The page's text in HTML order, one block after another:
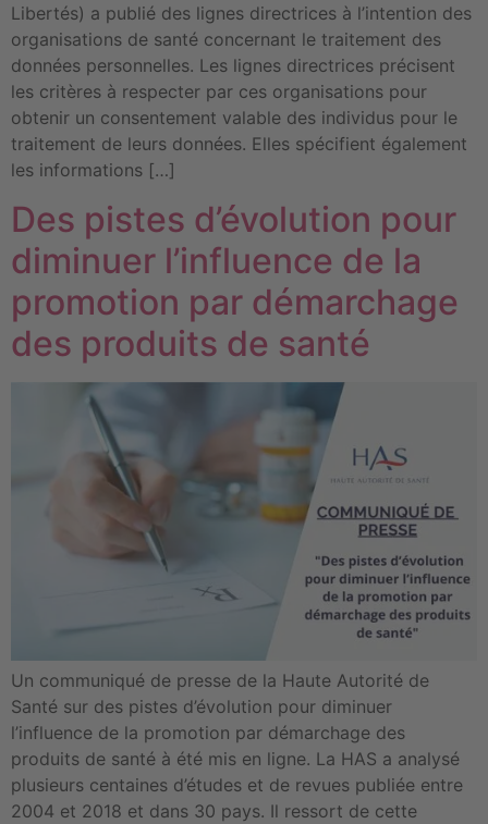
Libertés) a publié des lignes directrices à l’intention des
organisations de santé concernant le traitement des
données personnelles. Les lignes directrices précisent
les critères à respecter par ces organisations pour
obtenir un consentement valable des individus pour le
traitement de leurs données. Elles spécifient également
les informations […]
Des pistes d’évolution pour
diminuer l’influence de la
promotion par démarchage
des produits de santé
Un communiqué de presse de la Haute Autorité de
Santé sur des pistes d’évolution pour diminuer
l’influence de la promotion par démarchage des
produits de santé à été mis en ligne. La HAS a analysé
plusieurs centaines d’études et de revues publiée entre
2004 et 2018 et dans 30 pays. Il ressort de cette